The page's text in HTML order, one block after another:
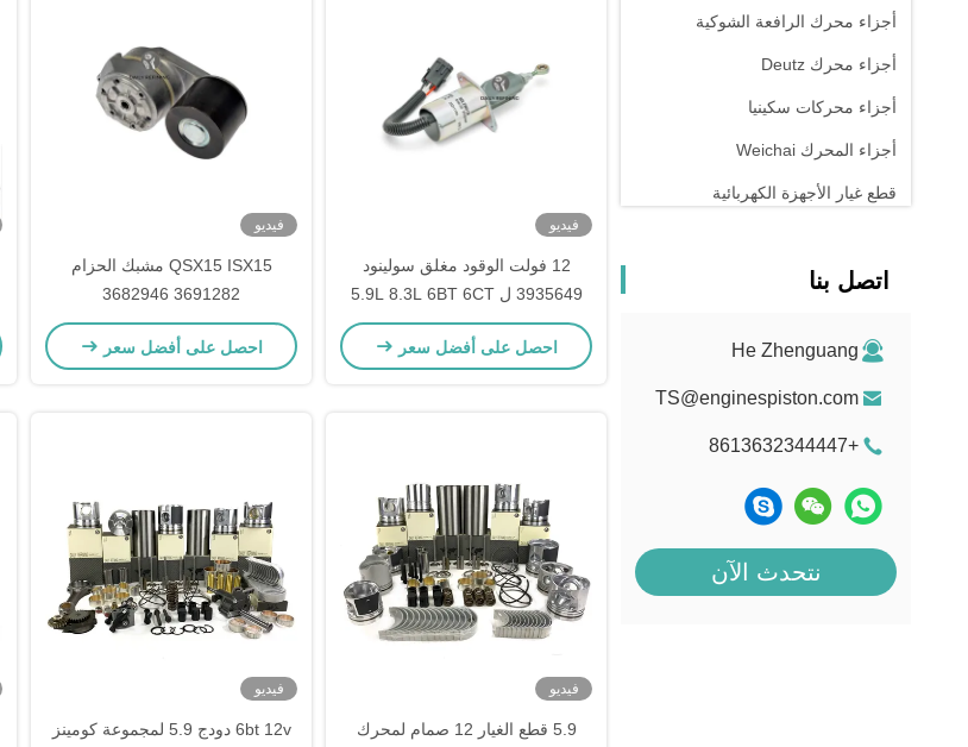
أجزاء محرك الرافعة الشوكية
أجزاء محرك Deutz
أجزاء محركات سكينيا
أجزاء المحرك Weichai
قطع غيار الأجهزة الكهربائية
اتصل بنا
He Zhenguang
TS@enginespiston.com
+8613632344447
نتحدث الآن
فيديو
12 فولت الوقود مغلق سولينود
3935649 ل 5.9L 8.3L 6BT 6CT
قطاعات محركات كومينز
احصل على أفضل سعر
فيديو
QSX15 ISX15 مشبك الحزام
3691282 3682946
احصل على أفضل سعر
فيديو
5.9 قطع الغيار 12 صمام لمحرك
فيديو
6bt 12v دودج 5.9 لمجموعة كومينز